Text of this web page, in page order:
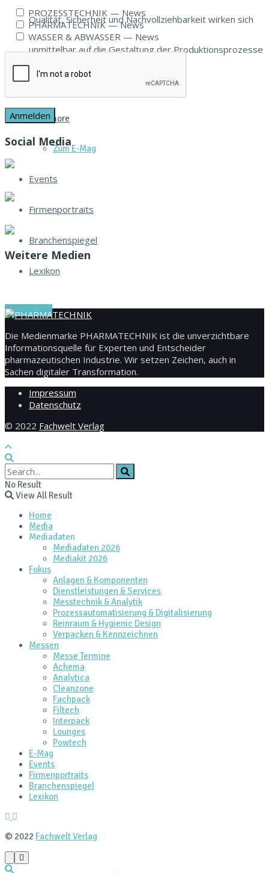
Qualität, Sicherheit und Nachvollziehbarkeit wirken sich
unmittelbar auf die Gestaltung der Produktionsprozesse
und der...
Read more
Zum E‑Mag
Events
Firmenportraits
Branchenspiegel
Lexikon
Zum E-Mag
PROZESSTECHNIK — News
PHARMATECHNIK — News
WASSER & ABWASSER — News
Social Media
Weitere Medien
Die Medienmarke PHARMATECHNIK ist die unverzichtbare
Informationsquelle für Experten und Entscheider
pharmazeutischen Industrie. Wir setzen Zeichen, auch in
Sachen digitaler Transformation.
Impressum
Datenschutz
© 2022 Fachwelt Verlag
No Result
View All Result
Home
Media
Mediadaten
Mediadaten 2026
Mediakit 2026
Fokus
Anlagen & Komponenten
Dienstleistungen & Services
Messtechnik & Analytik
Prozessautomatisierung & Digitalisierung
Reinraum & Hygienic Design
Verpacken & Kennzeichnen
Messen
Messe Termine
Achema
Analytica
Cleanzone
Fachpack
Filtech
Interpack
Lounges
Powtech
E‑Mag
Events
Firmenportraits
Branchenspiegel
Lexikon
© 2022 Fachwelt Verlag